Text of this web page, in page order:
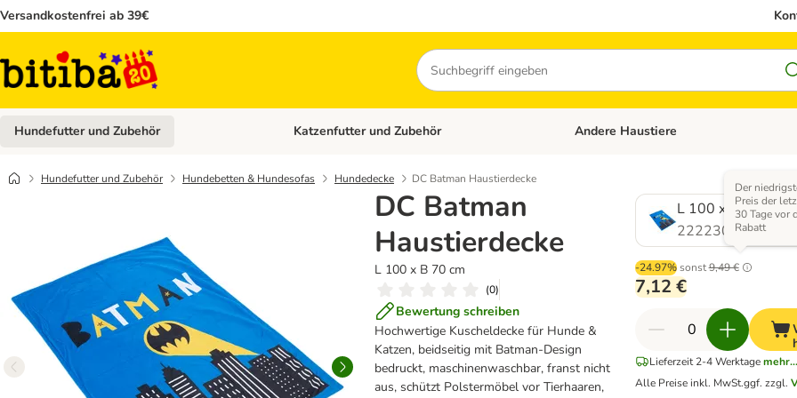
Versandkostenfrei ab 39€
Suchen
Hundefutter und Zubehör Kategorie-Menü öffnen: Hundefutter und Zubehör
Katzenfutter und Zubehör Kategorie-Menü öffnen: Katzenfutter und
Andere Haustiere
Hundefutter und Zubehör Hundebetten & Hundesofas Hundedecke DC Batman Haustierdecke
DC Batman
Haustierdecke
L 100 x B 70 cm
(0)
Bewertung schreiben
Hochwertige Kuscheldecke für Hunde &
Katzen, beidseitig mit Batman-Design
bedruckt, maschinenwaschbar, franst nicht
aus, schützt Polstermöbel vor Tierhaaren,
L 100 x B 70 cm
2222301.0
-24.97% sonst9,49 €
Der
Preis der
30 Tage vor
Rabatt
7,12 €
Lieferzeit 2-4 Werktage mehr...
Alle Preise inkl. MwSt.ggf. zzgl.